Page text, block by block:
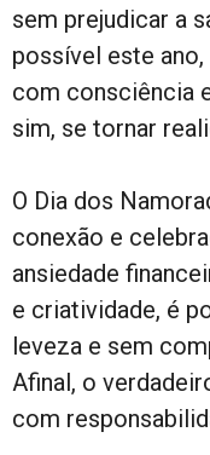
sem prejudicar a
possível este
com consciência
sim, se tornar
O Dia dos
conexão e
ansiedade
e criatividade, é
leveza e sem
Afinal, o
com